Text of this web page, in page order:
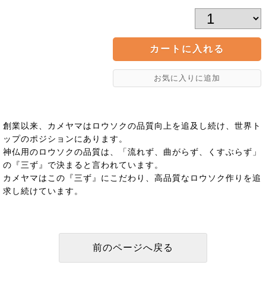
創業以来、カメヤマはロウソクの品質向上を追及し続け、世界ト
ップのポジションにあります。
神仏用のロウソクの品質は、「流れず、曲がらず、くすぶらず」
の『三ず』で決まると言われています。
カメヤマはこの『三ず』にこだわり、高品質なロウソク作りを追
求し続けています。